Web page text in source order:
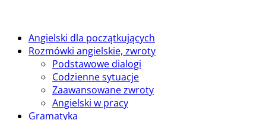
Angielski dla początkujących
Rozmówki angielskie, zwroty
Podstawowe dialogi
Codzienne sytuacje
Zaawansowane zwroty
Angielski w pracy
Gramatyka